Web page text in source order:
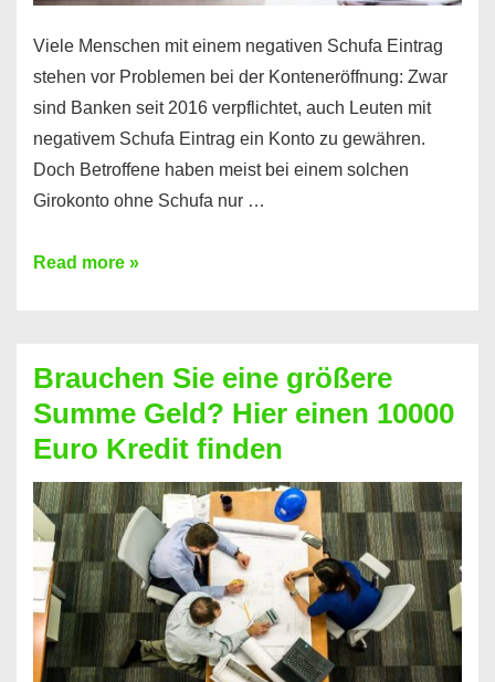
Viele Menschen mit einem negativen Schufa Eintrag
stehen vor Problemen bei der Konteneröffnung: Zwar
sind Banken seit 2016 verpflichtet, auch Leuten mit
negativem Schufa Eintrag ein Konto zu gewähren.
Doch Betroffene haben meist bei einem solchen
Girokonto ohne Schufa nur …
Günstiges
Geht
das
überhaupt?
Na
klar!
Read more »
Brauchen Sie eine größere
Summe Geld? Hier einen 10000
Euro Kredit finden